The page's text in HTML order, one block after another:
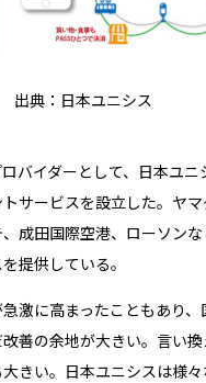
出典：日本ユニシス
バイダーとして、日本ユニ
サービスを設立した。ヤ
成田国際空港、ローソン
提供している。
激に高まったこともあり、
善の余地が大きい。言い
きい。日本ユニシスは様